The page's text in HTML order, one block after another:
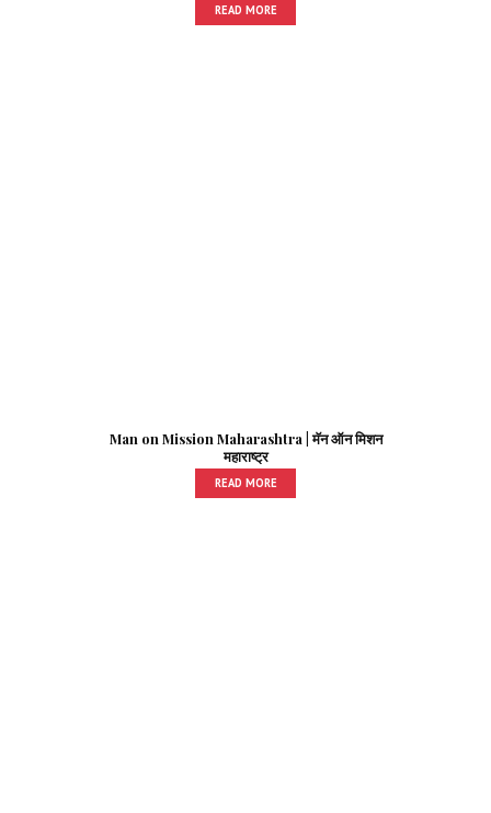
READ MORE
Man on Mission Maharashtra | मॅन ऑन मिशन
महाराष्ट्र
READ MORE